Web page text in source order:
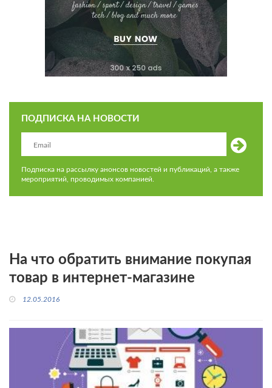
ПОДПИСКА НА НОВОСТИ
Подписка на рассылку анонсов новостей и публикаций, а также
мероприятий, проводимых компанией.
На что обратить внимание покупая
товар в интернет-магазине
12.05.2016